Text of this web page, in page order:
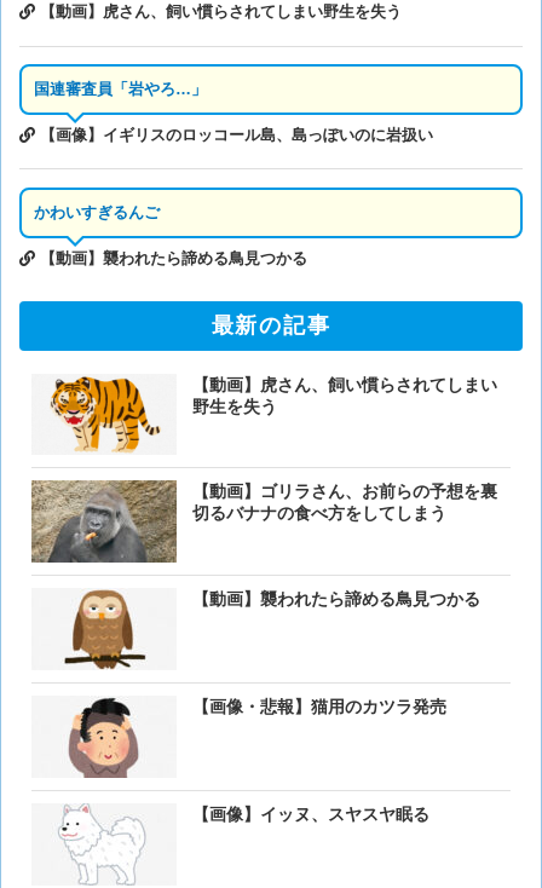
【動画】虎さん、飼い慣らされてしまい野生を失う
国連審査員「岩やろ…」
【画像】イギリスのロッコール島、島っぽいのに岩扱い
かわいすぎるんご
【動画】襲われたら諦める鳥見つかる
最新の記事
【動画】虎さん、飼い慣らされてしまい
野生を失う
【動画】ゴリラさん、お前らの予想を裏
切るバナナの食べ方をしてしまう
【動画】襲われたら諦める鳥見つかる
【画像・悲報】猫用のカツラ発売
【画像】イッヌ、スヤスヤ眠る